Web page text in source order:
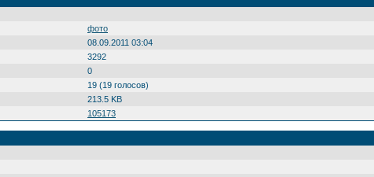
фото
08.09.2011 03:04
3292
0
19 (19 голосов)
213.5 KB
105173